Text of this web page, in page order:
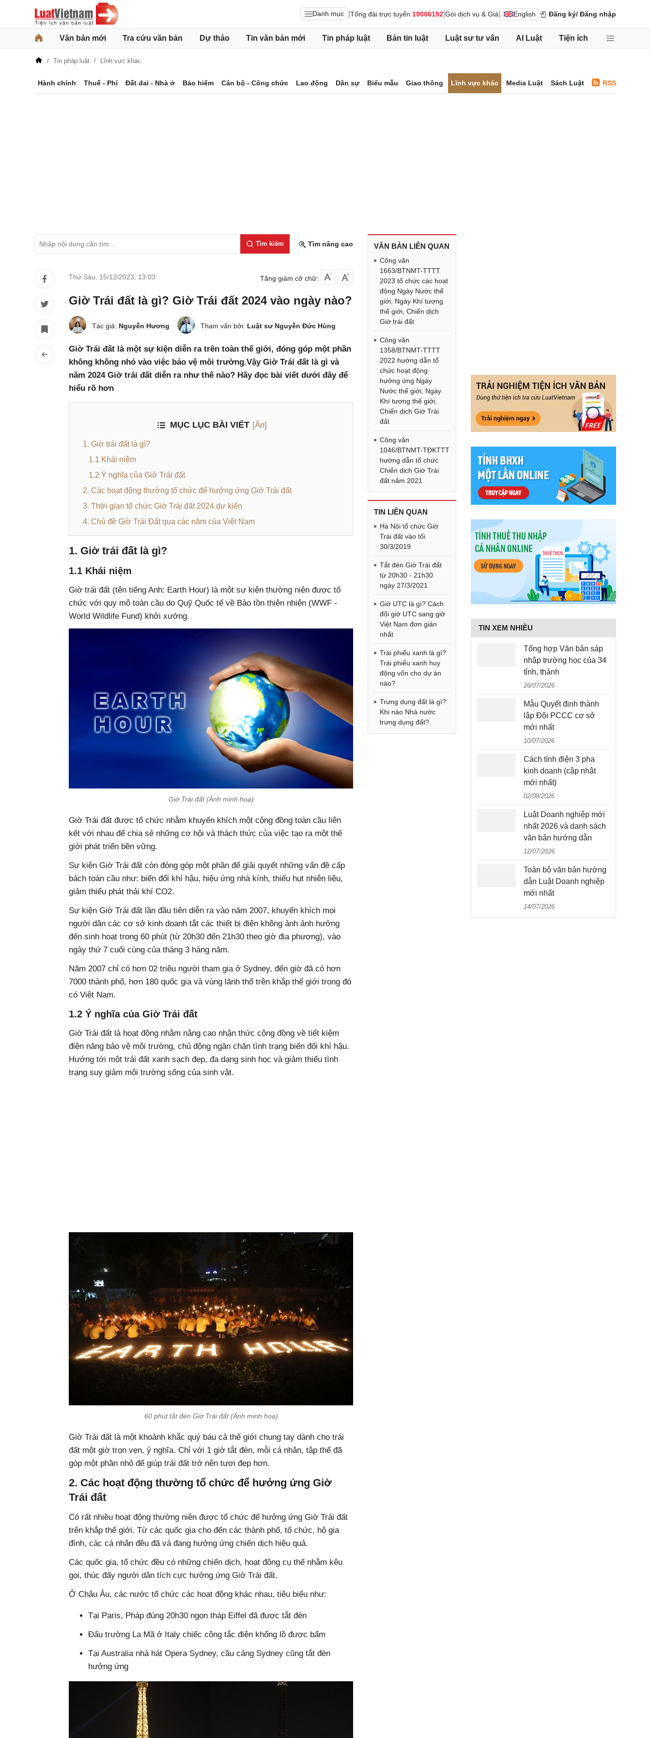
Danh mục Tổng đài trực tuyến 19006192 Gói dịch vụ & Giá English Đăng ký/ Đăng nhập
Văn bản mới Tra cứu văn bản Dự thảo Tin văn bản mới Tin pháp luật Bản tin luật Luật sư tư vấn AI Luật Tiện ích
Tin pháp luật Lĩnh vực khác
Hành chính Thuế - Phí Đất đai - Nhà ở Bảo hiểm Cán bộ - Công chức Lao động Dân sự Biểu mẫu Giao thông Lĩnh vực khác Media Luật Sách Luật RSS
Tìm kiếm Tìm nâng cao
Thứ Sáu, 15/12/2023 13:03 Tăng giảm cỡ chữ:
Giờ Trái đất là gì? Giờ Trái đất 2024 vào ngày nào?
Tác giả: Nguyễn Hương Tham vấn bởi: Luật sư Nguyễn Đức Hùng
Giờ Trái đất là một sự kiện diễn ra trên toàn thế giới, đóng góp một phần
không không nhỏ vào việc bảo vệ môi trường.Vậy Giờ Trái đất là gì và
năm 2024 Giờ trái đất diễn ra như thế nào? Hãy đọc bài viết dưới đây để
hiểu rõ hơn
MỤC LỤC BÀI VIẾT [Ẩn]
1. Giờ trái đất là gì?
1.1 Khái niệm
1.2 Ý nghĩa của Giờ Trái đất
2. Các hoạt động thường tổ chức để hưởng ứng Giờ Trái đất
3. Thời gian tổ chức Giờ Trái đất 2024 dự kiến
4. Chủ đề Giờ Trái Đất qua các năm của Việt Nam
1. Giờ trái đất là gì?
1.1 Khái niệm
Giờ trái đất (tên tiếng Anh: Earth Hour) là một sự kiện thường niên được tổ
chức với quy mô toàn cầu do Quỹ Quốc tế về Bảo tồn thiên nhiên (WWF -
World Wildlife Fund) khởi xướng.
Giờ Trái đất (Ảnh minh hoạ)
Giờ Trái đất được tổ chức nhằm khuyến khích một cộng đồng toàn cầu liên
kết với nhau để chia sẻ những cơ hội và thách thức của việc tạo ra một thế
giới phát triển bền vững.
Sự kiện Giờ Trái đất còn đóng góp một phần để giải quyết những vấn đề cấp
bách toàn cầu như: biến đổi khí hậu, hiệu ứng nhà kính, thiếu hụt nhiên liệu,
giảm thiểu phát thải khí CO2.
Sự kiện Giờ Trái đất lần đầu tiên diễn ra vào năm 2007, khuyến khích mọi
người dân các cơ sở kinh doanh tắt các thiết bị điện không ảnh ảnh hưởng
đến sinh hoạt trong 60 phút (từ 20h30 đến 21h30 theo giờ địa phương), vào
ngày thứ 7 cuối cùng của tháng 3 hàng năm.
Năm 2007 chỉ có hơn 02 triệu người tham gia ở Sydney, đến giờ đã có hơn
7000 thành phố, hơn 180 quốc gia và vùng lãnh thổ trên khắp thế giới trong đó
có Việt Nam.
1.2 Ý nghĩa của Giờ Trái đất
Giờ Trái đất là hoạt động nhằm nâng cao nhận thức cộng đồng về tiết kiệm
điện năng bảo vệ môi trường, chủ động ngăn chặn tình trạng biến đổi khí hậu.
Hướng tới một trái đất xanh sạch đẹp, đa dạng sinh học và giảm thiểu tình
trạng suy giảm môi trường sống của sinh vật.
60 phút tắt đèn Giờ Trái đất (Ảnh minh hoạ)
Giờ Trái đất là một khoảnh khắc quý báu cả thế giới chung tay dành cho trái
đất một giờ trọn vẹn, ý nghĩa. Chỉ với 1 giờ tắt đèn, mỗi cá nhân, tập thể đã
góp một phần nhỏ để giúp trái đất trở nên tươi đẹp hơn.
2. Các hoạt động thường tổ chức để hưởng ứng Giờ
Trái đất
Có rất nhiều hoạt động thường niên được tổ chức để hưởng ứng Giờ Trái đất
trên khắp thế giới. Từ các quốc gia cho đến các thành phố, tổ chức, hộ gia
đình, các cá nhân đều đã và đang hưởng ứng chiến dịch hiệu quả.
Các quốc gia, tổ chức đều có những chiến dịch, hoạt động cụ thể nhằm kêu
gọi, thúc đẩy người dân tích cực hưởng ứng Giờ Trái đất.
Ở Châu Âu, các nước tổ chức các hoạt động khác nhau, tiêu biểu như:
Tại Paris, Pháp đúng 20h30 ngọn tháp Eiffel đã được tắt đèn
Đấu trường La Mã ở Italy chiếc công tắc điện khổng lồ được bấm
Tại Australia nhà hát Opera Sydney, cầu cảng Sydney cũng tắt đèn
hưởng ứng
VĂN BẢN LIÊN QUAN
Công văn
1663/BTNMT-TTTT
2023 tổ chức các hoạt
động Ngày Nước thế
giới, Ngày Khí tượng
thế giới, Chiến dịch
Giờ trái đất
Công văn
1358/BTNMT-TTTT
2022 hướng dẫn tổ
chức hoạt động
hưởng ứng Ngày
Nước thế giới, Ngày
Khí tượng thế giới,
Chiến dịch Giờ Trái
đất
Công văn
1046/BTNMT-TĐKTTT
hướng dẫn tổ chức
Chiến dịch Giờ Trái
đất năm 2021
TIN LIÊN QUAN
Hà Nội tổ chức Giờ
Trái đất vào tối
30/3/2019
Tắt đèn Giờ Trái đất
từ 20h30 - 21h30
ngày 27/3/2021
Giờ UTC là gì? Cách
đổi giờ UTC sang giờ
Việt Nam đơn giản
nhất
Trái phiếu xanh là gì?
Trái phiếu xanh huy
động vốn cho dự án
nào?
Trưng dụng đất là gì?
Khi nào Nhà nước
trưng dụng đất?
TIN XEM NHIỀU
Tổng hợp Văn bản sáp
nhập trường học của 34
tỉnh, thành
26/07/2026
Mẫu Quyết định thành
lập Đội PCCC cơ sở
mới nhất
10/07/2026
Cách tính điện 3 pha
kinh doanh (cập nhật
mới nhất)
02/08/2026
Luật Doanh nghiệp mới
nhất 2026 và danh sách
văn bản hướng dẫn
12/07/2026
Toàn bộ văn bản hướng
dẫn Luật Doanh nghiệp
mới nhất
14/07/2026